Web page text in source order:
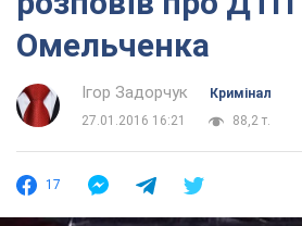
Омельченка
Ігор Задорчук
Кримінал
27.01.2016 16:21
88,2 т.
17